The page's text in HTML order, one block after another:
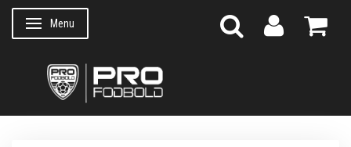
Skifte navigation
Menu